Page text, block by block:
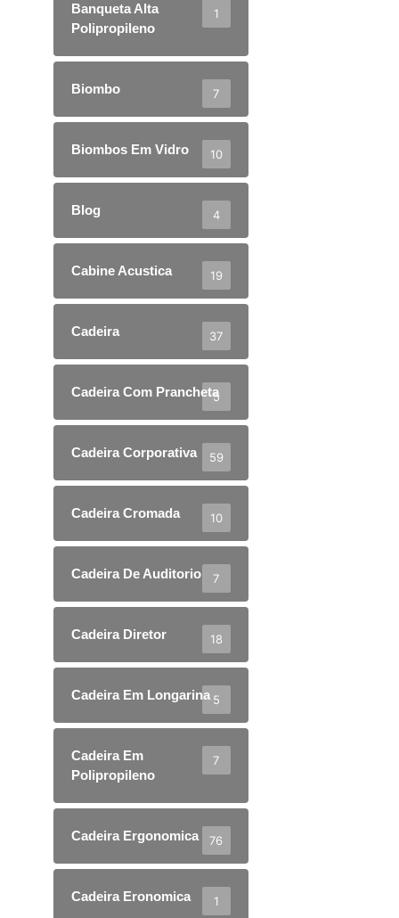
Banqueta Alta
Polipropileno
1
Biombo 7
Biombos Em Vidro 10
Blog 4
Cabine Acustica 19
Cadeira 37
Cadeira Com Prancheta
5
Cadeira Corporativa 59
Cadeira Cromada 10
Cadeira De Auditorio 7
Cadeira Diretor 18
Cadeira Em Longarina 5
Cadeira Em
Polipropileno
7
Cadeira Ergonomica 76
Cadeira Eronomica 1